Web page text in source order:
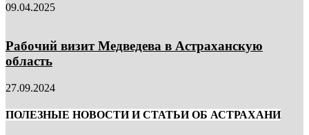
09.04.2025
Рабочий визит Медведева в Астраханскую
область
27.09.2024
ПОЛЕЗНЫЕ НОВОСТИ И СТАТЬИ ОБ АСТРАХАНИ